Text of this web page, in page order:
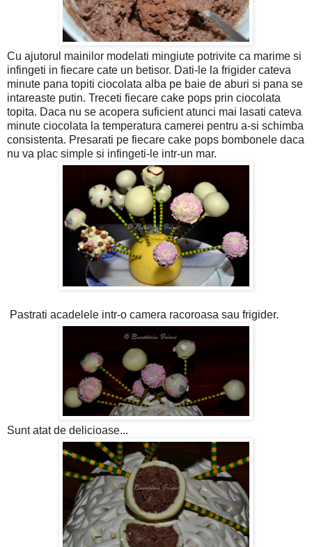
Cu ajutorul mainilor modelati mingiute potrivite ca marime si
infingeti in fiecare cate un betisor. Dati-le la frigider cateva
minute pana topiti ciocolata alba pe baie de aburi si pana se
intareaste putin. Treceti fiecare cake pops prin ciocolata
topita. Daca nu se acopera suficient atunci mai lasati cateva
minute ciocolata la temperatura camerei pentru a-si schimba
consistenta. Presarati pe fiecare cake pops bombonele daca
nu va plac simple si infingeti-le intr-un mar.
Pastrati acadelele intr-o camera racoroasa sau frigider.
Sunt atat de delicioase...